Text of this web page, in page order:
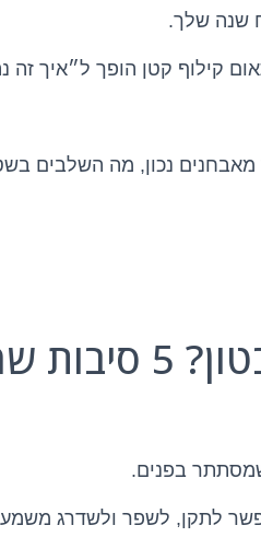
שנה שלך.
קילוף קטן הופך ל״איך זה
נכון, מה השלבים
בשקט
בפנים.
לתקן, לשפר ולשדרג